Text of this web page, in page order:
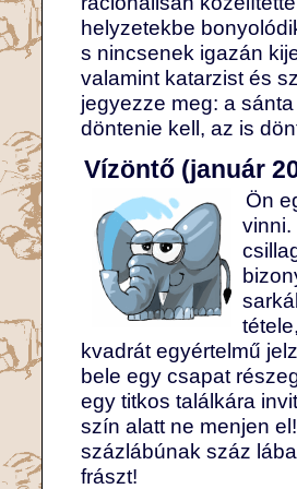
helyzetekbe
s nincsenek igazán
valamint katarzist és
jegyezze meg: a
döntenie kell, az is
Vízöntő (január
Ön
vinni.
kvadrát egyértelmű
bele egy csapat
egy titkos találkára
szín alatt ne menjen
százlábúnak száz
frászt!